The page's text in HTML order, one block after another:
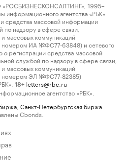
1995–
агентства «РБК»
средства массовой информации
надзору в сфере связи,
массовых коммуникаций
номером ИА №ФС77-63848) и сетевого
о регистрации средства массовой
службой по надзору в сфере связи,
массовых коммуникаций
номером ЭЛ №ФС77-82385)
18+ letters@rbc.ru
агентство «РБК».
Санкт-Петербургская биржа
Cbonds.